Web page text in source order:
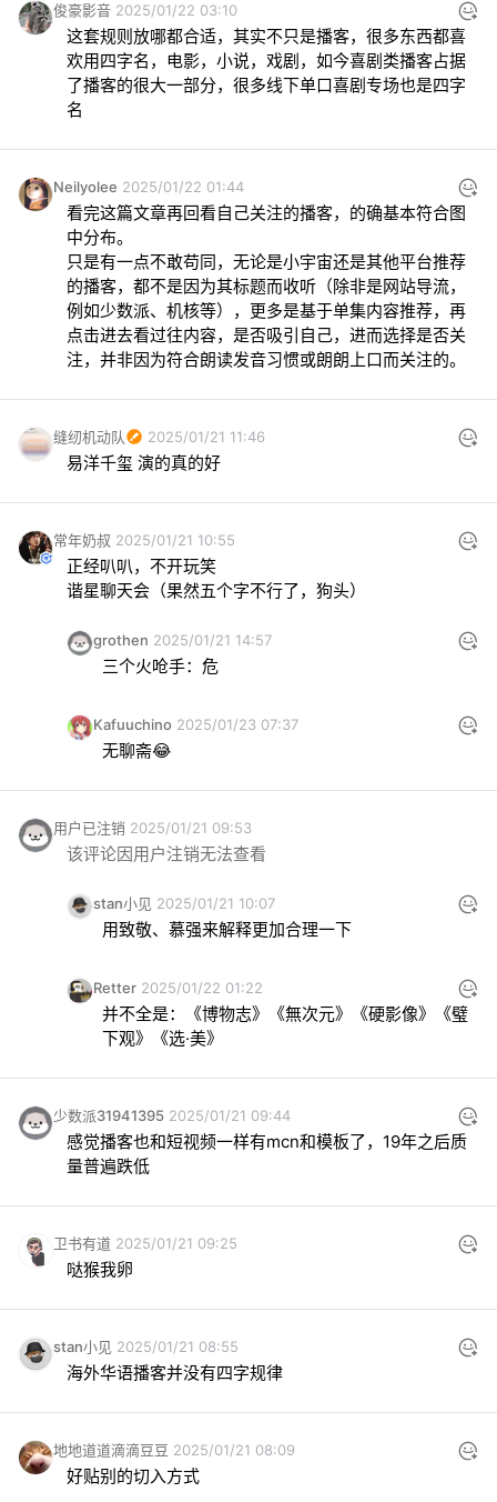
俊豪影音 2025/01/22 03:10
这套规则放哪都合适，其实不只是播客，很多东西都喜
欢用四字名，电影，小说，戏剧，如今喜剧类播客占据
了播客的很大一部分，很多线下单口喜剧专场也是四字
名
Neilyolee 2025/01/22 01:44
看完这篇文章再回看自己关注的播客，的确基本符合图
中分布。
只是有一点不敢苟同，无论是小宇宙还是其他平台推荐
的播客，都不是因为其标题而收听（除非是网站导流，
例如少数派、机核等），更多是基于单集内容推荐，再
点击进去看过往内容，是否吸引自己，进而选择是否关
注，并非因为符合朗读发音习惯或朗朗上口而关注的。
缝纫机动队 2025/01/21 11:46
易洋千玺 演的真的好
常年奶叔 2025/01/21 10:55
正经叭叭，不开玩笑
谐星聊天会（果然五个字不行了，狗头）
grothen 2025/01/21 14:57
三个火呛手：危
Kafuuchino 2025/01/23 07:37
无聊斋😂
用户已注销 2025/01/21 09:53
该评论因用户注销无法查看
stan小见 2025/01/21 10:07
用致敬、慕强来解释更加合理一下
Retter 2025/01/22 01:22
并不全是：《博物志》《無次元》《硬影像》《璧
下观》《选·美》
少数派31941395 2025/01/21 09:44
感觉播客也和短视频一样有mcn和模板了，19年之后质
量普遍跌低
卫书有道 2025/01/21 09:25
哒猴我卵
stan小见 2025/01/21 08:55
海外华语播客并没有四字规律
地地道道滴滴豆豆 2025/01/21 08:09
好贴别的切入方式